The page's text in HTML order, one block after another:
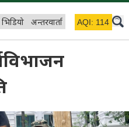
भिडियो अन्तरवार्ता विचार/ब्लग
AQI: 114